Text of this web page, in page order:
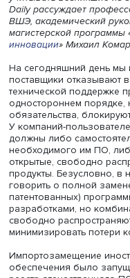
Многие зарубежные
программного
предоставляющие
хранения данных,
замену ушедшим
учитывать возникшие
Daily рассуждает
ВШЭ, академический
магистерской
инновации» Михаил
На сегодняшний
поставщики
технической
одностороннем
обязательства,
У компаний-
должны либо
необходимого им ПО,
открытые, свободно